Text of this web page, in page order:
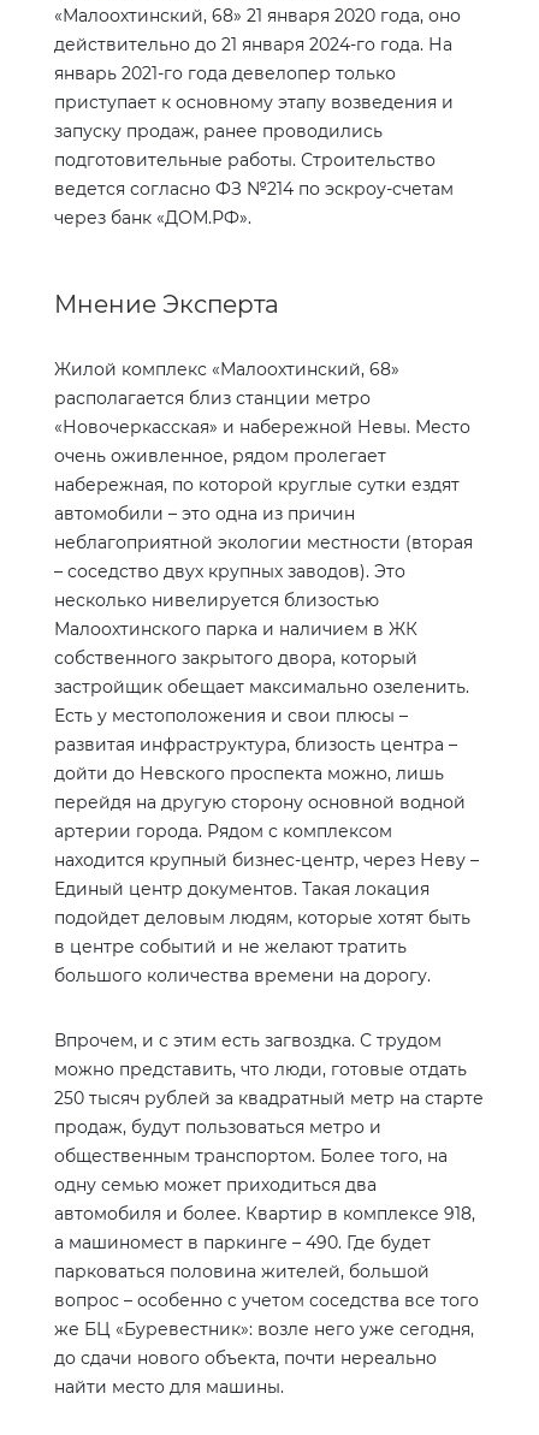
«Малоохтинский, 68» 21 января 2020 года, оно
действительно до 21 января 2024-го года. На
январь 2021-го года девелопер только
приступает к основному этапу возведения и
запуску продаж, ранее проводились
подготовительные работы. Строительство
ведется согласно ФЗ №214 по эскроу-счетам
через банк «ДОМ.РФ».
Мнение Эксперта
Жилой комплекс «Малоохтинский, 68»
располагается близ станции метро
«Новочеркасская» и набережной Невы. Место
очень оживленное, рядом пролегает
набережная, по которой круглые сутки ездят
автомобили – это одна из причин
неблагоприятной экологии местности (вторая
– соседство двух крупных заводов). Это
несколько нивелируется близостью
Малоохтинского парка и наличием в ЖК
собственного закрытого двора, который
застройщик обещает максимально озеленить.
Есть у местоположения и свои плюсы –
развитая инфраструктура, близость центра –
дойти до Невского проспекта можно, лишь
перейдя на другую сторону основной водной
артерии города. Рядом с комплексом
находится крупный бизнес-центр, через Неву –
Единый центр документов. Такая локация
подойдет деловым людям, которые хотят быть
в центре событий и не желают тратить
большого количества времени на дорогу.
Впрочем, и с этим есть загвоздка. С трудом
можно представить, что люди, готовые отдать
250 тысяч рублей за квадратный метр на старте
продаж, будут пользоваться метро и
общественным транспортом. Более того, на
одну семью может приходиться два
автомобиля и более. Квартир в комплексе 918,
а машиномест в паркинге – 490. Где будет
парковаться половина жителей, большой
вопрос – особенно с учетом соседства все того
же БЦ «Буревестник»: возле него уже сегодня,
до сдачи нового объекта, почти нереально
найти место для машины.